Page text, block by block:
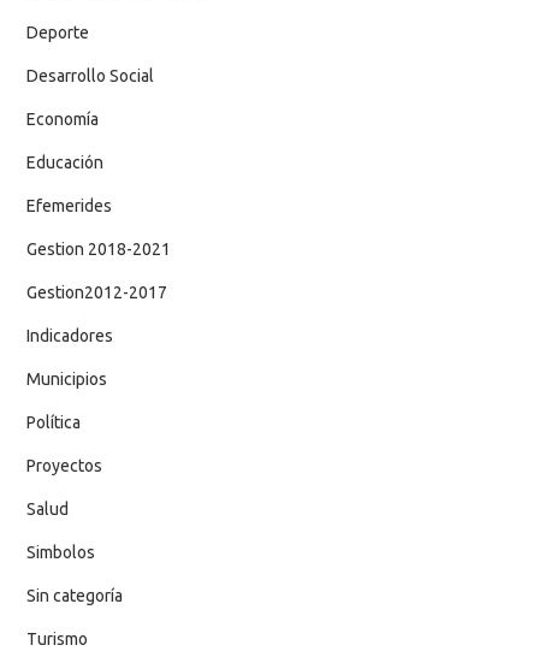
Deporte
Desarrollo Social
Economía
Educación
Efemerides
Gestion 2018-2021
Gestion2012-2017
Indicadores
Municipios
Política
Proyectos
Salud
Simbolos
Sin categoría
Turismo